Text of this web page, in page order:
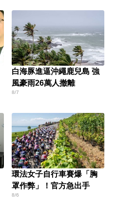
白海豚進逼沖繩鹿兒島 強
風豪雨26萬人撤離
8/7
環法女子自行車賽爆「胸
罩作弊」！官方急出手
8/6